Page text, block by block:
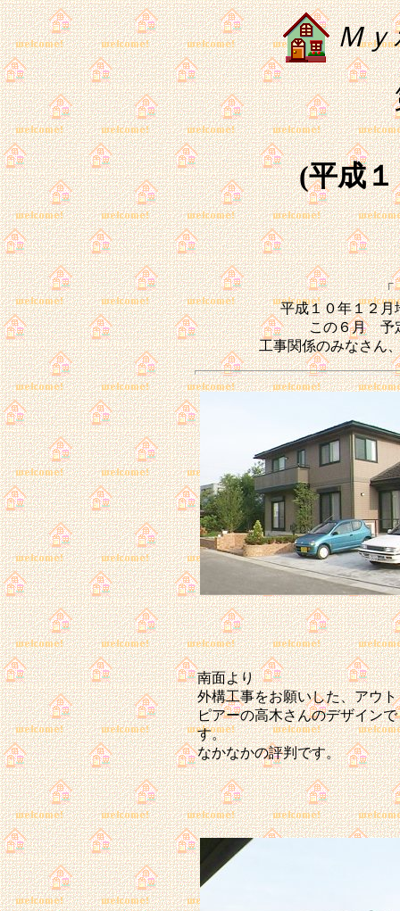
Ｍ
(平成
「
平成１０年１２月
この６月 予
工事関係のみなさん
南面より
外構工事をお願いした、アウト
ピアーの高木さんのデザインで
す。
なかなかの評判です。